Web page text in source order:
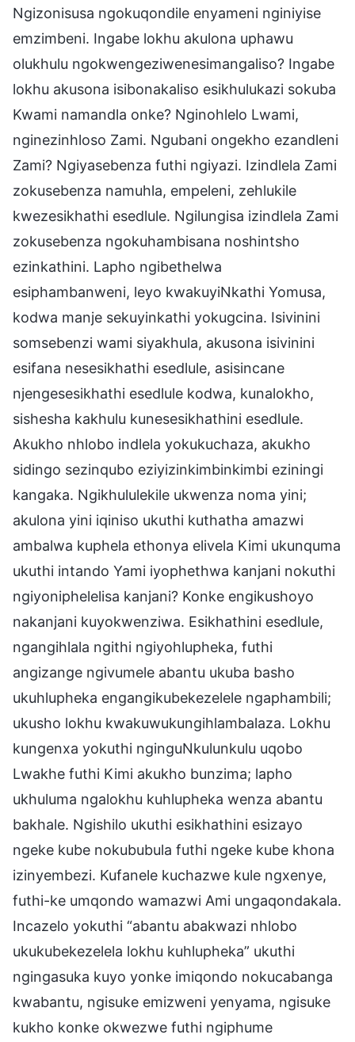
Ngizonisusa ngokuqondile enyameni nginiyise
emzimbeni. Ingabe lokhu akulona uphawu
olukhulu ngokwengeziwenesimangaliso? Ingabe
lokhu akusona isibonakaliso esikhulukazi sokuba
Kwami namandla onke? Nginohlelo Lwami,
nginezinhloso Zami. Ngubani ongekho ezandleni
Zami? Ngiyasebenza futhi ngiyazi. Izindlela Zami
zokusebenza namuhla, empeleni, zehlukile
kwezesikhathi esedlule. Ngilungisa izindlela Zami
zokusebenza ngokuhambisana noshintsho
ezinkathini. Lapho ngibethelwa
esiphambanweni, leyo kwakuyiNkathi Yomusa,
kodwa manje sekuyinkathi yokugcina. Isivinini
somsebenzi wami siyakhula, akusona isivinini
esifana nesesikhathi esedlule, asisincane
njengesesikhathi esedlule kodwa, kunalokho,
sishesha kakhulu kunesesikhathini esedlule.
Akukho nhlobo indlela yokukuchaza, akukho
sidingo sezinqubo eziyizinkimbinkimbi eziningi
kangaka. Ngikhululekile ukwenza noma yini;
akulona yini iqiniso ukuthi kuthatha amazwi
ambalwa kuphela ethonya elivela Kimi ukunquma
ukuthi intando Yami iyophethwa kanjani nokuthi
ngiyoniphelelisa kanjani? Konke engikushoyo
nakanjani kuyokwenziwa. Esikhathini esedlule,
ngangihlala ngithi ngiyohlupheka, futhi
angizange ngivumele abantu ukuba basho
ukuhlupheka engangikubekezelele ngaphambili;
ukusho lokhu kwakuwukungihlambalaza. Lokhu
kungenxa yokuthi nginguNkulunkulu uqobo
Lwakhe futhi Kimi akukho bunzima; lapho
ukhuluma ngalokhu kuhlupheka wenza abantu
bakhale. Ngishilo ukuthi esikhathini esizayo
ngeke kube nokububula futhi ngeke kube khona
izinyembezi. Kufanele kuchazwe kule ngxenye,
futhi-ke umqondo wamazwi Ami ungaqondakala.
Incazelo yokuthi “abantu abakwazi nhlobo
ukukubekezelela lokhu kuhlupheka” ukuthi
ngingasuka kuyo yonke imiqondo nokucabanga
kwabantu, ngisuke emizweni yenyama, ngisuke
kukho konke okwezwe futhi ngiphume